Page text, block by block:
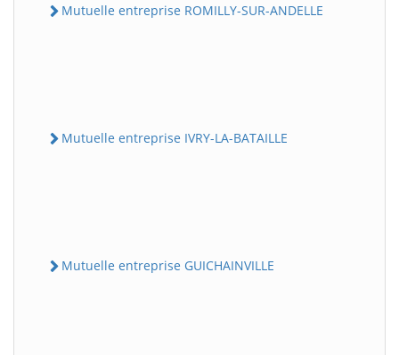
Mutuelle entreprise ROMILLY-SUR-ANDELLE
Mutuelle entreprise IVRY-LA-BATAILLE
Mutuelle entreprise GUICHAINVILLE